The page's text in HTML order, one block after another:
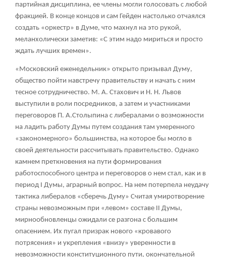
партийная дисциплина, ее члены могли голосовать с любой
фракцией. В конце концов и сам Гейден настолько отчаялся
создать «оркестр» в Думе, что махнул на это рукой,
меланхолически заметив: «С этим надо мириться и просто
ждать лучших времен».
«Московский еженедельник» открыто призывал Думу,
общество пойти навстречу правительству и начать с ним
тесное сотрудничество. М. А. Стахович и Н. Н. Львов
выступили в роли посредников, а затем и участниками
переговоров П. А.Столыпина с либералами о возможности
на ладить работу Думы путем создания там умеренного
«закономерного» большинства, на которое бы могло в
своей деятельности рассчитывать правительство. Однако
камнем преткновения на пути формирования
работоспособного центра и переговоров о нем стал, как и в
период I Думы, аграрный вопрос. На нем потерпела неудачу
тактика либералов «сберечь Думу» Считая умиротворение
страны невозможным при «левом» составе II Думы,
мирнообновленцы ожидали се разгона с большим
опасением. Их пугал призрак нового «кровавого
потрясения» и укрепления «внизу» уверенности в
невозможности конституционного пути, окончательной